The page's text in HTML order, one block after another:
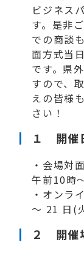
ビジネス
す。是非
での商談
面方式当
です。県
すので、
えの皆様
さい！
１ 開催
・会場
午前10時
・オン
～ 21 日(
２ 開催